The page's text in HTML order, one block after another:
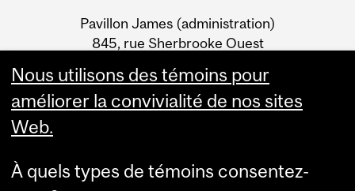
Information
Pavillon James (administration)
845, rue Sherbrooke Ouest
Nous utilisons des témoins pour
améliorer la convivialité de nos sites
Web.
À quels types de témoins consentez-